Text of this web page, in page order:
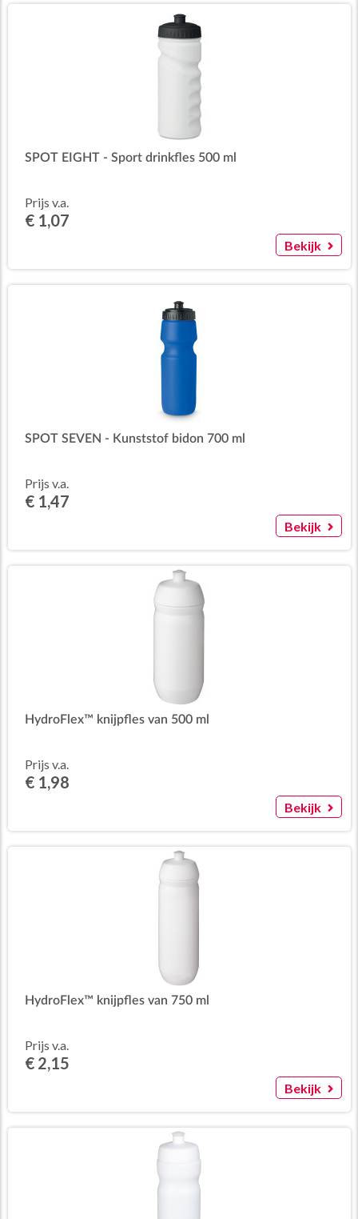
SPOT EIGHT - Sport drinkfles 500 ml
Prijs v.a.
€ 1,07
Bekijk
SPOT SEVEN - Kunststof bidon 700 ml
Prijs v.a.
€ 1,47
Bekijk
HydroFlex™ knijpfles van 500 ml
Prijs v.a.
€ 1,98
Bekijk
HydroFlex™ knijpfles van 750 ml
Prijs v.a.
€ 2,15
Bekijk